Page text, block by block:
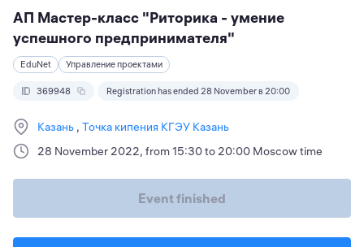
АП Мастер-класс "Риторика - умение
успешного предпринимателя"
EduNet Управление проектами
369948 Registration has ended 28 November в 20:00
Казань Точка кипения КГЭУ Казань
28 November 2022, from 15:30 to 20:00 Moscow time
Event finished